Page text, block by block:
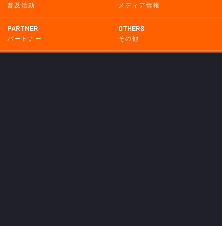
普及活動 メディア情報
PARTNER
パートナー
OTHERS
その他